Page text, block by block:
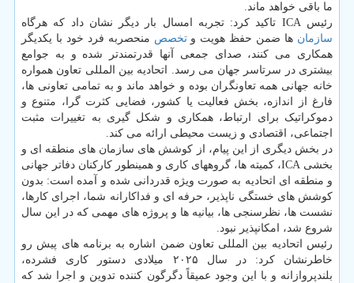
ما باقی خواهد ماند.
رئیس ICA تاکید کرد: تجربه امسال بار دیگر نشان داد که هرگاه
سازمان ها ضمن حفظ هویت وتخصص منحصربه فرد خود با یکدیگر
همکاری می کنند، صدای جمعی آنها قدرتمندتر شده و به جوامع
بیشتری در سرتاسر جهان می رسد. اتحادیه بین المللی تعاون همواره
خانه جهانی همه تعاونگران بوده و خواهد ماند و به تمامی تعاونی ها،
فارغ از اندازه، بخش فعالیت یا کشور، فضایی کثرت گرا، متنوع و
دموکراتیک برای ارتباط، همکاری و شکل گیری به تغییرات مثبت
اجتماعی، اقتصادی و زیست محیطی ارائه می کند.
در بخش دیگری از این پیام، از کوشش های سازمان های منطقه ای و
بخشی ICA، کمیته ها، گروههای کاری و همینطور کارکنان دفاتر جهانی
و منطقه ای اتحادیه به صورت ویژه قدردانی شده و آمده است: بدون
کوشش های خستگی ناپذیر، حرفه ای و فداکارانه شما، اجرای کارها،
نشست ها، نظرسنجی ها، بیانیه ها و پروژه های مهمی که در این سال
شروع شد، امکانپذیر نبود.
رئیس اتحادیه بین المللی تعاون ضمن اشاره به برنامه های پیش رو
خاطرنشان کرد: در سال ۲۰۲۵ میلادی دستور کاری فشرده،
بلندپروازانه و با این وجود عمیقاً دگرگون کننده تدوین و اجرا شد که